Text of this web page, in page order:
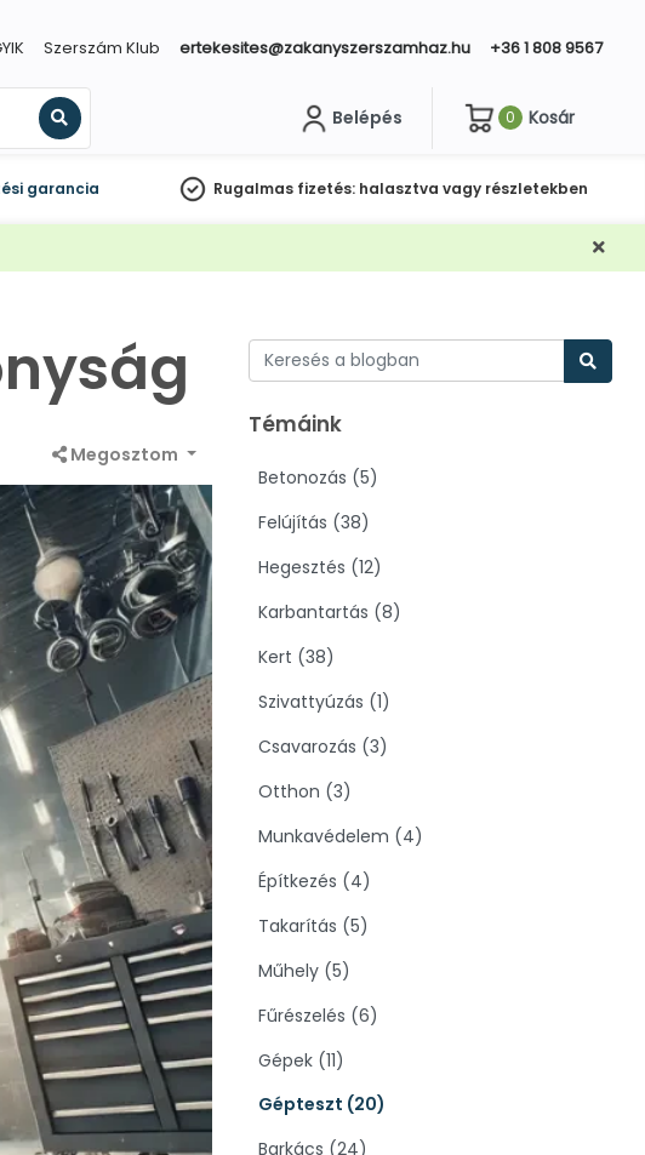
Szerszám Klub ertekesites@zakanyszerszamhaz.hu +36 1 808 9567
Keresés
Belépés 0 Kosár
garancia Rugalmas fizetés: halasztva vagy részletekben
Megosztom
Témáink
Betonozás (5)
Felújítás (38)
Hegesztés (12)
Karbantartás (8)
Kert (38)
Szivattyúzás (1)
Csavarozás (3)
Otthon (3)
Munkavédelem (4)
Építkezés (4)
Takarítás (5)
Műhely (5)
Fűrészelés (6)
Gépek (11)
Gépteszt (20)
Barkács (24)